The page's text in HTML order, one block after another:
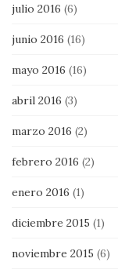
julio 2016 (6)
junio 2016 (16)
mayo 2016 (16)
abril 2016 (3)
marzo 2016 (2)
febrero 2016 (2)
enero 2016 (1)
diciembre 2015 (1)
noviembre 2015 (6)